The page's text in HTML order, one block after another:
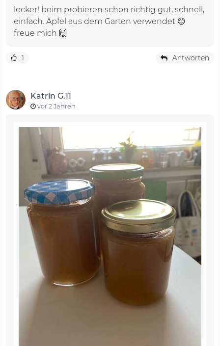
lecker! beim probieren schon richtig gut, schnell,
einfach. Äpfel aus dem Garten verwendet 😊
freue mich 🙌
1 Antworten
Katrin G.11
vor 2 Jahren